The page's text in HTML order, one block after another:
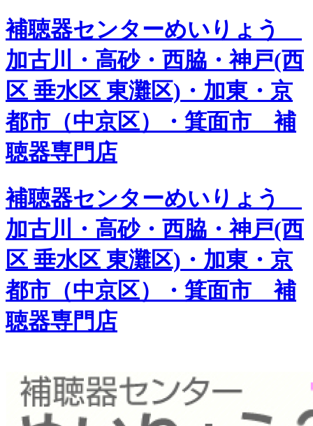
補聴器センターめいりょう
加古川・高砂・西脇・神戸(西
区 垂水区 東灘区)・加東・京
都市（中京区）・箕面市 補
聴器専門店
補聴器センターめいりょう
加古川・高砂・西脇・神戸(西
区 垂水区 東灘区)・加東・京
都市（中京区）・箕面市 補
聴器専門店